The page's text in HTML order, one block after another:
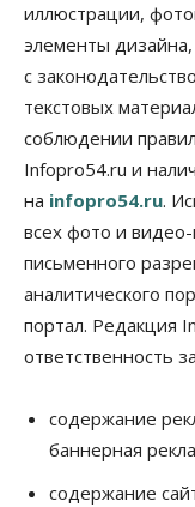
иллюстрации,
элементы дизайна,
с
текстовых
соблюдении
Infopro54.ru и
на infopro54.ru.
всех фото и
письменного
аналитического
портал. Редакция
ответственность
содержание
баннерная
содержание